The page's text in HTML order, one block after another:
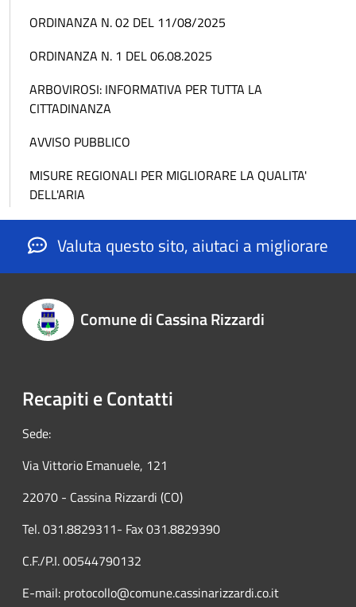
ORDINANZA N. 02 DEL 11/08/2025
ORDINANZA N. 1 DEL 06.08.2025
ARBOVIROSI: INFORMATIVA PER TUTTA LA
CITTADINANZA
AVVISO PUBBLICO
MISURE REGIONALI PER MIGLIORARE LA QUALITA'
DELL'ARIA
Valuta questo sito, aiutaci a migliorare
Comune di Cassina Rizzardi
Recapiti e Contatti
Sede:
Via Vittorio Emanuele, 121
22070 - Cassina Rizzardi (CO)
Tel. 031.8829311- Fax 031.8829390
C.F./P.I. 00544790132
E-mail: protocollo@comune.cassinarizzardi.co.it